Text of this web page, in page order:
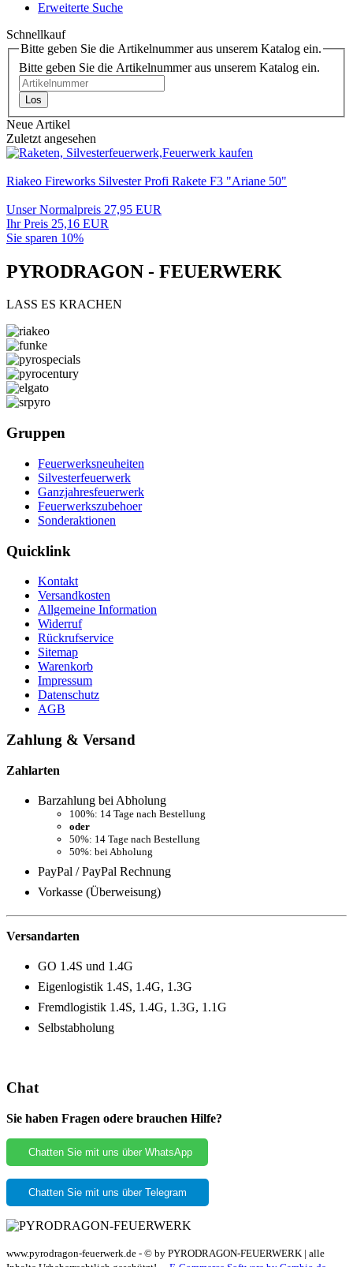
Erweiterte Suche
Schnellkauf
Bitte geben Sie die Artikelnummer aus unserem Katalog ein.
Bitte geben Sie die Artikelnummer aus unserem Katalog ein.
Los
Neue Artikel
Zuletzt angesehen
Riakeo Fireworks Silvester Profi Rakete F3 "Ariane 50"
Unser Normalpreis 27,95 EUR
Ihr Preis 25,16 EUR
Sie sparen 10%
PYRODRAGON - FEUERWERK
LASS ES KRACHEN
Gruppen
Feuerwerksneuheiten
Silvesterfeuerwerk
Ganzjahresfeuerwerk
Feuerwerkszubehoer
Sonderaktionen
Quicklink
Kontakt
Versandkosten
Allgemeine Information
Widerruf
Rückrufservice
Sitemap
Warenkorb
Impressum
Datenschutz
AGB
Zahlung & Versand
Zahlarten
Barzahlung bei Abholung
100%: 14 Tage nach Bestellung
oder
50%: 14 Tage nach Bestellung
50%: bei Abholung
PayPal / PayPal Rechnung
Vorkasse (Überweisung)
Versandarten
GO 1.4S und 1.4G
Eigenlogistik 1.4S, 1.4G, 1.3G
Fremdlogistik 1.4S, 1.4G, 1.3G, 1.1G
Selbstabholung
Chat
Sie haben Fragen odere brauchen Hilfe?
Chatten Sie mit uns über WhatsApp
Chatten Sie mit uns über Telegram
www.pyrodragon-feuerwerk.de - © by PYRODRAGON-FEUERWERK | alle